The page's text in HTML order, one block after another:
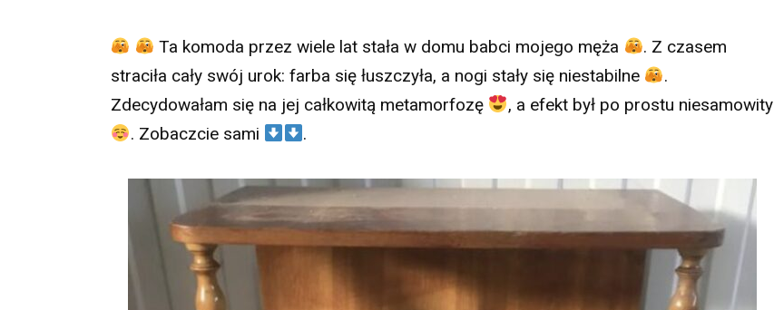
Ta komoda przez wiele lat stała w domu babci mojego męża
. Z czasem
straciła cały swój urok: farba się łuszczyła, a nogi stały się niestabilne
.
Zdecydowałam się na jej całkowitą metamorfozę
, a efekt był po prostu niesamowity
. Zobaczcie sami
.